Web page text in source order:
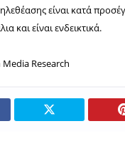
είναι κατά
και είναι ενδεικτικά.
Research